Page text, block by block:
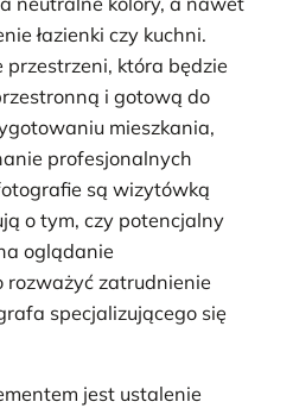
łazienki czy kuchni.
przestrzeni, która będzie
i gotową do
mieszkania,
profesjonalnych
są wizytówką
o tym, czy potencjalny
oglądanie
rozważyć zatrudnienie
specjalizującego się
jest ustalenie